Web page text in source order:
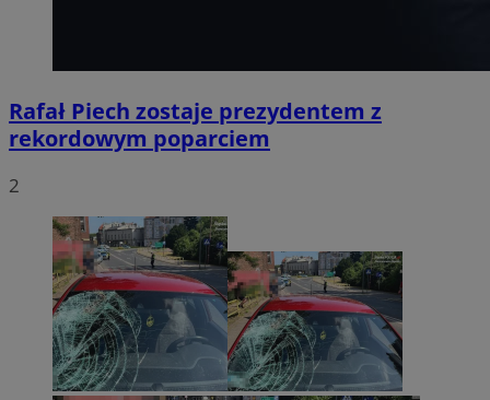
Rafał Piech zostaje prezydentem z
rekordowym poparciem
2